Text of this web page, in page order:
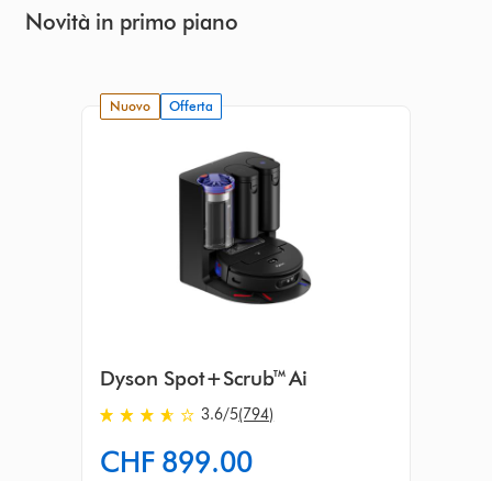
Novità in primo piano
nuovo Offerta
Dyson Spot+Scrub™ Ai
3.6 stars out of 5 from 794 recensioni
3.6/5(794)
CHF 899.00